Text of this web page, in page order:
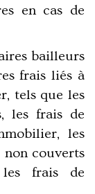
en cas de
bailleurs
frais liés à
tels que les
les frais de
les
couverts
frais de